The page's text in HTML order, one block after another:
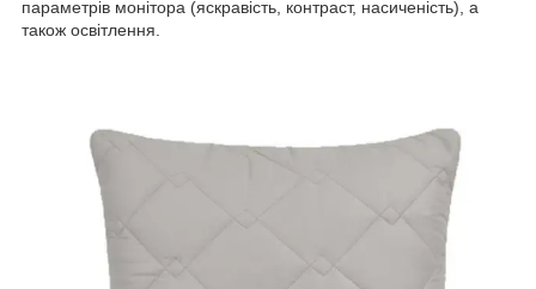
параметрів монітора (яскравість, контраст, насиченість), а
також освітлення.